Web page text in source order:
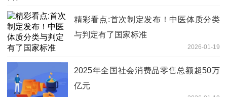
精彩看点:首次制定发布！中医体质分类
与判定有了国家标准
2026-01-19
2025年全国社会消费品零售总额超50万
亿元